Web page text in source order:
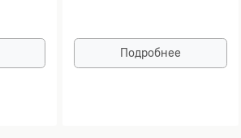
Подробнее